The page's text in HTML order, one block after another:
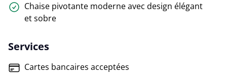
Chaise pivotante moderne avec design élégant
et sobre
Services
Cartes bancaires acceptées